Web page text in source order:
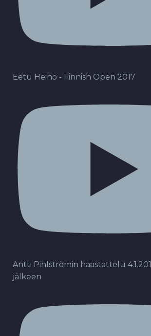
Eetu Heino - Finnish Open 2017
Antti Pihlströmin haastattelu
jälkeen